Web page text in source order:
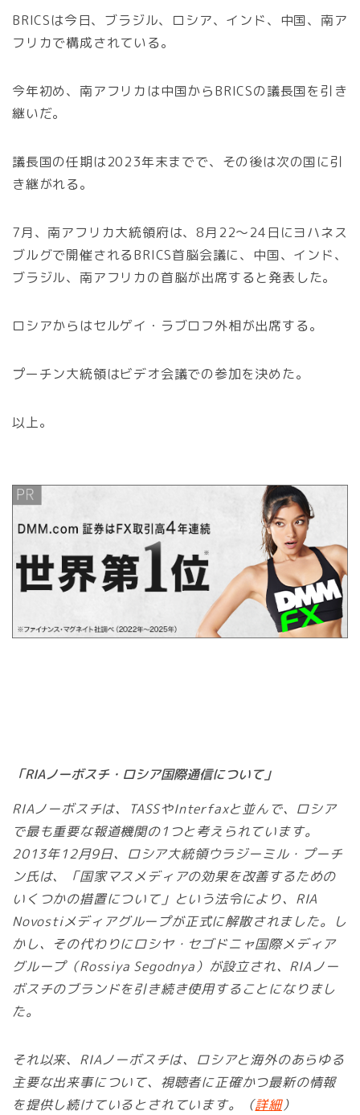
BRICSは今日、ブラジル、ロシア、インド、中国、南ア
フリカで構成されている。
今年初め、南アフリカは中国からBRICSの議長国を引き
継いだ。
議長国の任期は2023年末までで、その後は次の国に引
き継がれる。
7月、南アフリカ大統領府は、8月22〜24日にヨハネス
ブルグで開催されるBRICS首脳会議に、中国、インド、
ブラジル、南アフリカの首脳が出席すると発表した。
ロシアからはセルゲイ・ラブロフ外相が出席する。
プーチン大統領はビデオ会議での参加を決めた。
以上。
「RIAノーボスチ・ロシア国際通信について」
RIAノーボスチは、TASSやInterfaxと並んで、ロシア
で最も重要な報道機関の1つと考えられています。
2013年12月9日、ロシア大統領ウラジーミル・プーチ
ン氏は、「国家マスメディアの効果を改善するための
いくつかの措置について」という法令により、RIA
Novostiメディアグループが正式に解散されました。し
かし、その代わりにロシヤ・セゴドニャ国際メディア
グループ（Rossiya Segodnya）が設立され、RIAノー
ボスチのブランドを引き続き使用することになりまし
た。
それ以来、RIAノーボスチは、ロシアと海外のあらゆる
主要な出来事について、視聴者に正確かつ最新の情報
を提供し続けているとされています。（詳細）